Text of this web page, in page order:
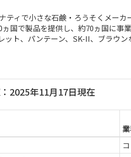
ティで小さな石鹸・ろうそくメー
国で製品を提供し、約70ヵ国に事
ット、パンテーン、SK-II、ブラウ
2025年11月17日現在